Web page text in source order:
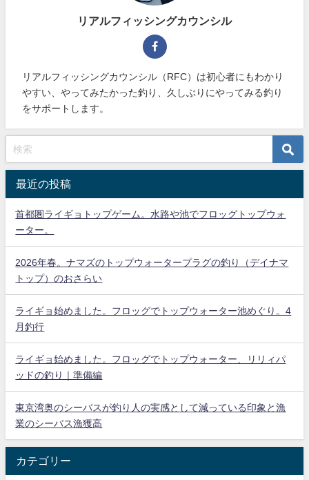
リアルフィッシングカウンシル
リアルフィッシングカウンシル（RFC）は初心者にもわかり
やすい、やってみたかった釣り、久しぶりにやってみる釣り
をサポートします。
最近の投稿
首都圏ライギョトップゲーム。水路や池でフロッグトップウォ
ーター。
2026年春。ナマズのトップウォータープラグの釣り（デイナマ
トップ）のおさらい
ライギョ始めました。フロッグでトップウォーター池めぐり。4
月釣行
ライギョ始めました。フロッグでトップウォーター、リリィパ
ッドの釣り｜準備編
東京湾奥のシーバスが釣り人の実感として減っている印象と漁
業のシーバス漁獲高
カテゴリー